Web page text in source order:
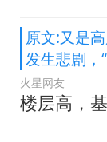
原文:又是
发生悲剧，
火星网友
楼层高，